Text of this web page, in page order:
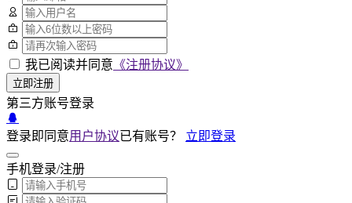
我已阅读并同意 《注册协议》
立即注册
第三方账号登录
登录即同意用户协议已有账号？ 立即登录
手机登录/注册